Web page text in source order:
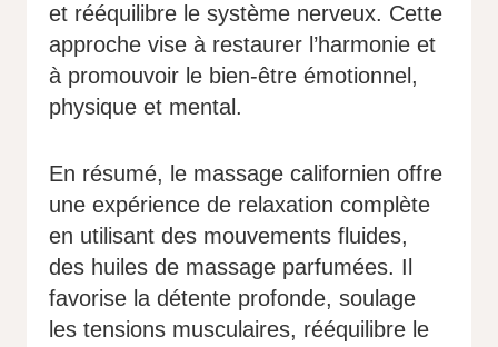
et rééquilibre le système nerveux. Cette
approche vise à restaurer l’harmonie et
à promouvoir le bien-être émotionnel,
physique et mental.
En résumé, le massage californien offre
une expérience de relaxation complète
en utilisant des mouvements fluides,
des huiles de massage parfumées. Il
favorise la détente profonde, soulage
les tensions musculaires, rééquilibre le